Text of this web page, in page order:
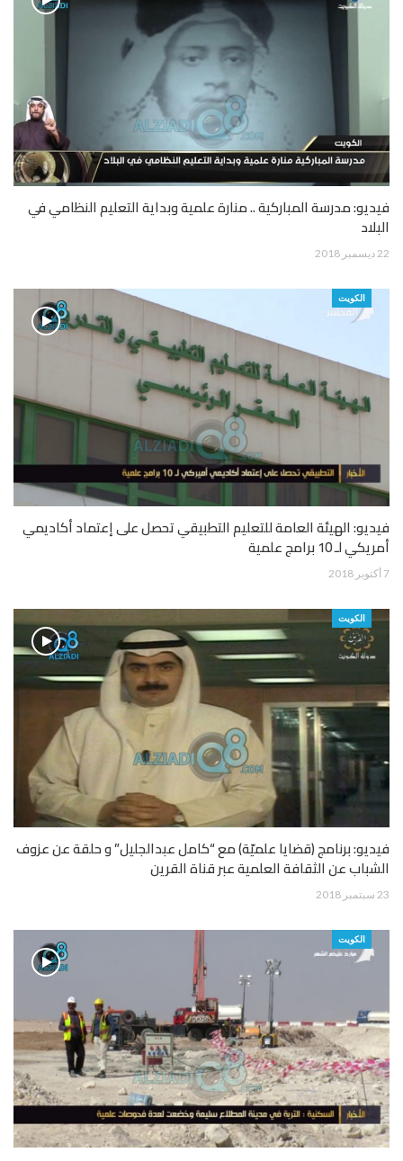
فيديو: مدرسة المباركية .. منارة علمية وبداية التعليم النظامي في
البلاد
22 ديسمبر 2018
الكويت
فيديو: الهيئة العامة للتعليم التطبيقي تحصل على إعتماد أكاديمي
أمريكي لـ 10 برامج علمية
7 أكتوبر 2018
الكويت
فيديو: برنامج (قضايا علميّة) مع “كامل عبدالجليل” و حلقة عن عزوف
الشباب عن الثقافة العلمية عبر قناة القرين
23 سبتمبر 2018
الكويت